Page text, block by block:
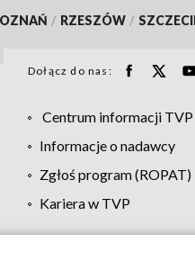
/ RZESZÓW /
Dołącz do nas:
Centrum informacji TVP
Informacje o nadawcy
Zgłoś program (ROPAT)
Kariera w TVP